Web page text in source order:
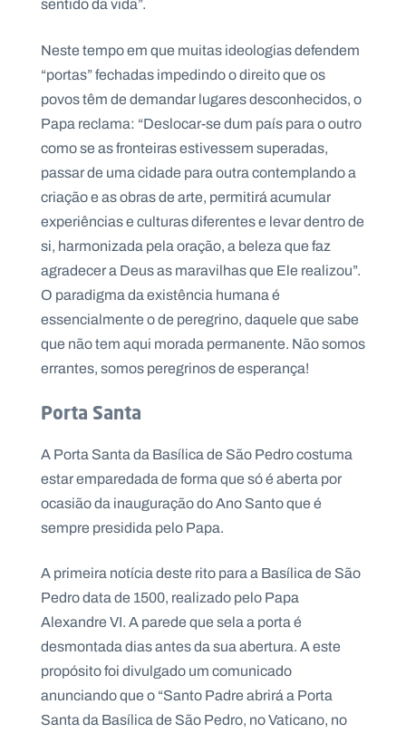
sentido da vida”.
Neste tempo em que muitas ideologias defendem
“portas” fechadas impedindo o direito que os
povos têm de demandar lugares desconhecidos, o
Papa reclama: “Deslocar-se dum país para o outro
como se as fronteiras estivessem superadas,
passar de uma cidade para outra contemplando a
criação e as obras de arte, permitirá acumular
experiências e culturas diferentes e levar dentro de
si, harmonizada pela oração, a beleza que faz
agradecer a Deus as maravilhas que Ele realizou”.
O paradigma da existência humana é
essencialmente o de peregrino, daquele que sabe
que não tem aqui morada permanente. Não somos
errantes, somos peregrinos de esperança!
Porta Santa
A Porta Santa da Basílica de São Pedro costuma
estar emparedada de forma que só é aberta por
ocasião da inauguração do Ano Santo que é
sempre presidida pelo Papa.
A primeira notícia deste rito para a Basílica de São
Pedro data de 1500, realizado pelo Papa
Alexandre VI. A parede que sela a porta é
desmontada dias antes da sua abertura. A este
propósito foi divulgado um comunicado
anunciando que o “Santo Padre abrirá a Porta
Santa da Basílica de São Pedro, no Vaticano, no
t
g
e
n
d
o
n
t
a
t
o
s
e
w
s
l
tt
e
r